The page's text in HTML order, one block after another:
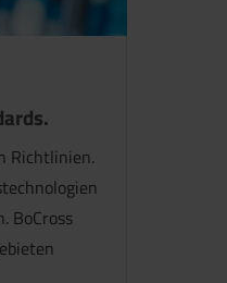
Richtlinien.
BoCross